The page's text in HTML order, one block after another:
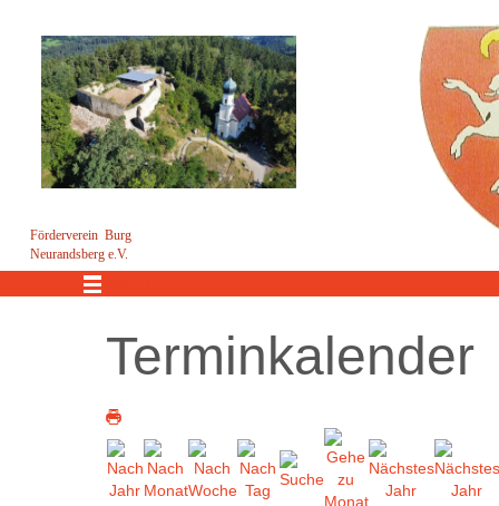
Förderverein Burg
Neurandsberg e.V.
Terminkalender